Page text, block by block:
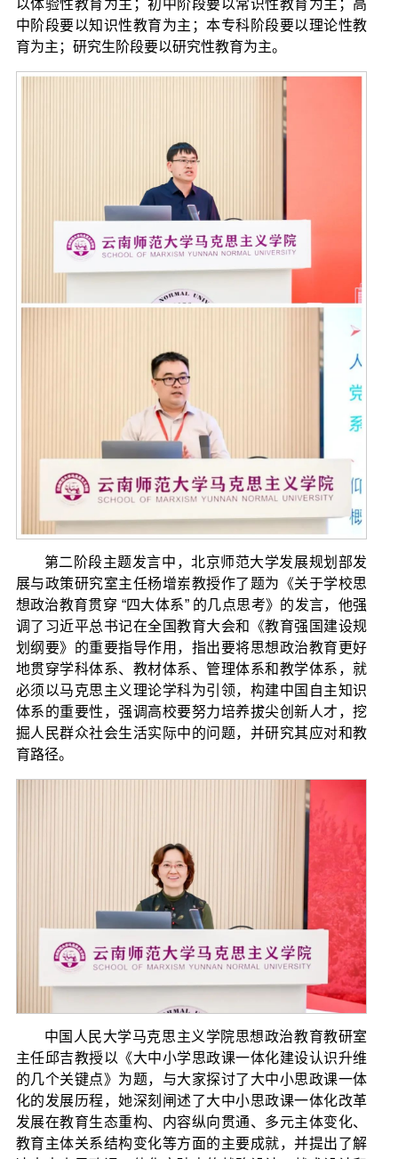
以体验性教育为主；初中阶段要以常识性教育为主；高
中阶段要以知识性教育为主；本专科阶段要以理论性教
育为主；研究生阶段要以研究性教育为主。
第二阶段主题发言中，北京师范大学发展规划部发
展与政策研究室主任杨增岽教授作了题为《关于学校思
想政治教育贯穿 “四大体系” 的几点思考》的发言，他强
调了习近平总书记在全国教育大会和《教育强国建设规
划纲要》的重要指导作用，指出要将思想政治教育更好
地贯穿学科体系、教材体系、管理体系和教学体系，就
必须以马克思主义理论学科为引领，构建中国自主知识
体系的重要性，强调高校要努力培养拔尖创新人才，挖
掘人民群众社会生活实际中的问题，并研究其应对和教
育路径。
中国人民大学马克思主义学院思想政治教育教研室
主任邱吉教授以《大中小学思政课一体化建设认识升维
的几个关键点》为题，与大家探讨了大中小思政课一体
化的发展历程，她深刻闸述了大中小思政课一体化改革
发展在教育生态重构、内容纵向贯通、多元主体变化、
教育主体关系结构变化等方面的主要成就，并提出了解